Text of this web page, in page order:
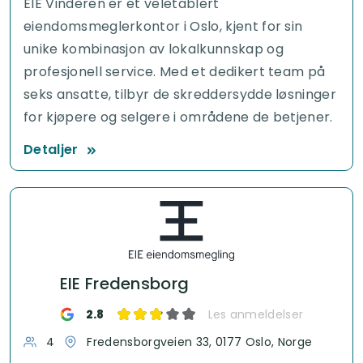
eiendomsmeglerkontor i Oslo, kjent for sin
unike kombinasjon av lokalkunnskap og
profesjonell service. Med et dedikert team på
seks ansatte, tilbyr de skreddersydde løsninger
for kjøpere og selgere i områdene de betjener.
Detaljer
EIE Fredensborg
2.8 Les anmeldelser
4 Fredensborgveien 33, 0177 Oslo, Norge